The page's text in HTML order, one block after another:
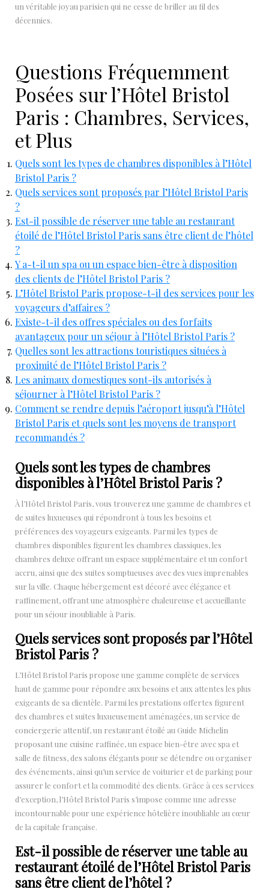
un véritable joyau parisien qui ne cesse de briller au fil des
décennies.
Questions Fréquemment
Posées sur l’Hôtel Bristol
Paris : Chambres, Services,
et Plus
Quels sont les types de chambres disponibles à l’Hôtel
Bristol Paris ?
Quels services sont proposés par l’Hôtel Bristol Paris
?
Est-il possible de réserver une table au restaurant
étoilé de l’Hôtel Bristol Paris sans être client de l’hôtel
?
Y a-t-il un spa ou un espace bien-être à disposition
des clients de l’Hôtel Bristol Paris ?
L’Hôtel Bristol Paris propose-t-il des services pour les
voyageurs d’affaires ?
Existe-t-il des offres spéciales ou des forfaits
avantageux pour un séjour à l’Hôtel Bristol Paris ?
Quelles sont les attractions touristiques situées à
proximité de l’Hôtel Bristol Paris ?
Les animaux domestiques sont-ils autorisés à
séjourner à l’Hôtel Bristol Paris ?
Comment se rendre depuis l’aéroport jusqu’à l’Hôtel
Bristol Paris et quels sont les moyens de transport
recommandés ?
Quels sont les types de chambres
disponibles à l’Hôtel Bristol Paris ?
À l’Hôtel Bristol Paris, vous trouverez une gamme de chambres et
de suites luxueuses qui répondront à tous les besoins et
préférences des voyageurs exigeants. Parmi les types de
chambres disponibles figurent les chambres classiques, les
chambres deluxe offrant un espace supplémentaire et un confort
accru, ainsi que des suites somptueuses avec des vues imprenables
sur la ville. Chaque hébergement est décoré avec élégance et
raffinement, offrant une atmosphère chaleureuse et accueillante
pour un séjour inoubliable à Paris.
Quels services sont proposés par l’Hôtel
Bristol Paris ?
L’Hôtel Bristol Paris propose une gamme complète de services
haut de gamme pour répondre aux besoins et aux attentes les plus
exigeants de sa clientèle. Parmi les prestations offertes figurent
des chambres et suites luxueusement aménagées, un service de
conciergerie attentif, un restaurant étoilé au Guide Michelin
proposant une cuisine raffinée, un espace bien-être avec spa et
salle de fitness, des salons élégants pour se détendre ou organiser
des événements, ainsi qu’un service de voiturier et de parking pour
assurer le confort et la commodité des clients. Grâce à ces services
d’exception, l’Hôtel Bristol Paris s’impose comme une adresse
incontournable pour une expérience hôtelière inoubliable au cœur
de la capitale française.
Est-il possible de réserver une table au
restaurant étoilé de l’Hôtel Bristol Paris
sans être client de l’hôtel ?